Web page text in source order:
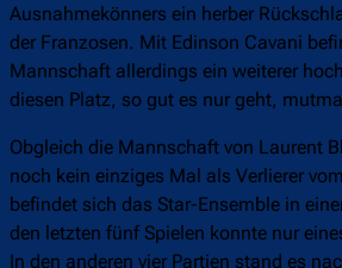
Ausnahmekönners ein herber
der Franzosen. Mit Edinson Cavani
Mannschaft allerdings ein weiterer
diesen Platz, so gut es nur geht,
Obgleich die Mannschaft von Laurent
noch kein einziges Mal als Verlierer
befindet sich das Star-Ensemble in
den letzten fünf Spielen konnte nur
In den anderen vier Partien stand es